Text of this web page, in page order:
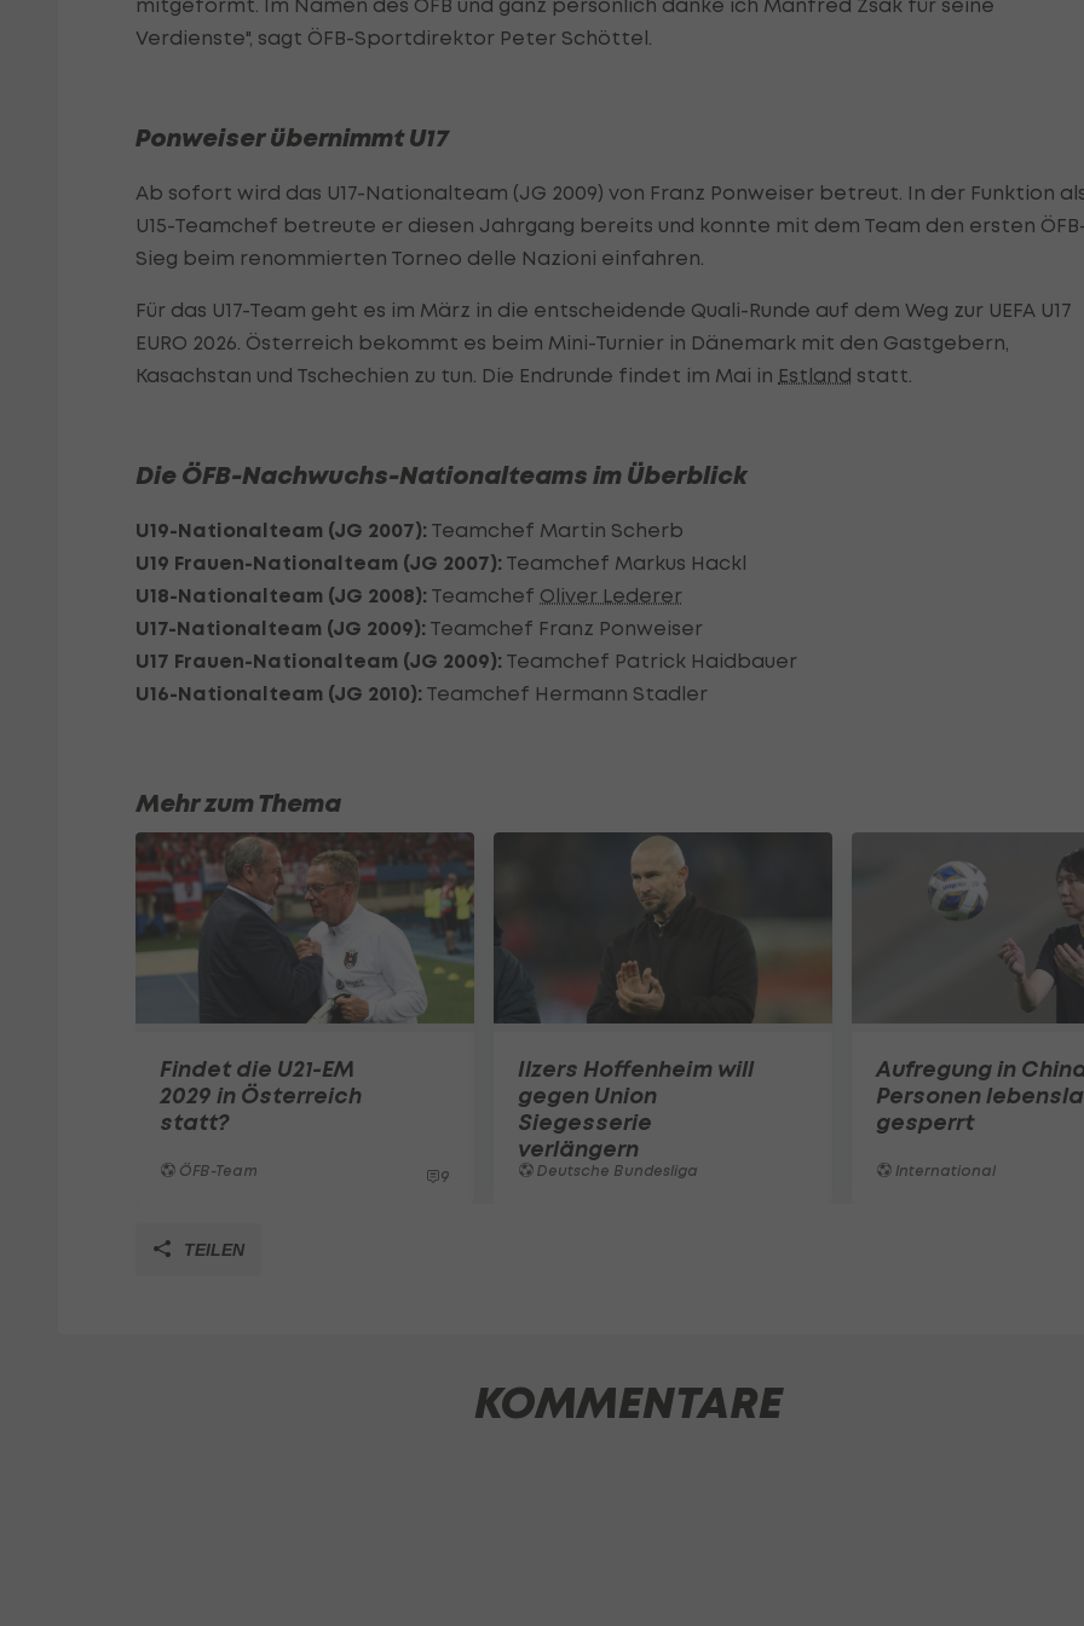
mitgeformt. Im Namen des ÖFB und ganz persönlich danke ich Manfred Zsak für seine
Verdienste", sagt ÖFB-Sportdirektor Peter Schöttel.
Ponweiser übernimmt U17
Ab sofort wird das U17-Nationalteam (JG 2009) von Franz Ponweiser betreut. In der Funktion
U15-Teamchef betreute er diesen Jahrgang bereits und konnte mit dem Team den ersten
Sieg beim renommierten Torneo delle Nazioni einfahren.
Für das U17-Team geht es im März in die entscheidende Quali-Runde auf dem Weg zur UEFA U17
EURO 2026. Österreich bekommt es beim Mini-Turnier in Dänemark mit den Gastgebern,
Kasachstan und Tschechien zu tun. Die Endrunde findet im Mai in Estland statt.
Die ÖFB-Nachwuchs-Nationalteams im Überblick
U19-Nationalteam (JG 2007): Teamchef Martin Scherb
U19 Frauen-Nationalteam (JG 2007): Teamchef Markus Hackl
U18-Nationalteam (JG 2008): Teamchef Oliver Lederer
U17-Nationalteam (JG 2009): Teamchef Franz Ponweiser
U17 Frauen-Nationalteam (JG 2009): Teamchef Patrick Haidbauer
U16-Nationalteam (JG 2010): Teamchef Hermann Stadler
Mehr zum Thema
Findet die U21-EM
2029 in Österreich
statt?
ÖFB-Team 9
Ilzers Hoffenheim will
gegen Union
Siegesserie
verlängern
Deutsche Bundesliga
Aufregung in
Personen
gesperrt
International
TEILEN
KOMMENTARE